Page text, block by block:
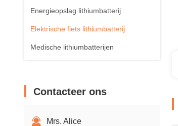
Energieopslag lithiumbatterij
Elektrische fiets lithiumbatterij
Medische lithiumbatterijen
Contacteer ons
Mrs. Alice